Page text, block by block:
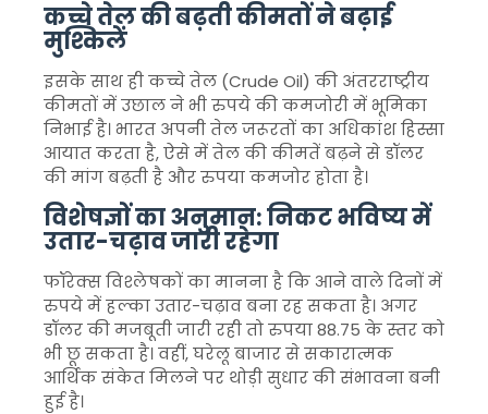
कच्चे तेल की बढ़ती कीमतों ने बढ़ाई
मुश्किलें
इसके साथ ही कच्चे तेल (Crude Oil) की अंतरराष्ट्रीय
कीमतों में उछाल ने भी रुपये की कमजोरी में भूमिका
निभाई है। भारत अपनी तेल जरूरतों का अधिकांश हिस्सा
आयात करता है, ऐसे में तेल की कीमतें बढ़ने से डॉलर
की मांग बढ़ती है और रुपया कमजोर होता है।
विशेषज्ञों का अनुमान: निकट भविष्य में
उतार-चढ़ाव जारी रहेगा
फॉरेक्स विश्लेषकों का मानना है कि आने वाले दिनों में
रुपये में हल्का उतार-चढ़ाव बना रह सकता है। अगर
डॉलर की मजबूती जारी रही तो रुपया 88.75 के स्तर को
भी छू सकता है। वहीं, घरेलू बाजार से सकारात्मक
आर्थिक संकेत मिलने पर थोड़ी सुधार की संभावना बनी
हुई है।